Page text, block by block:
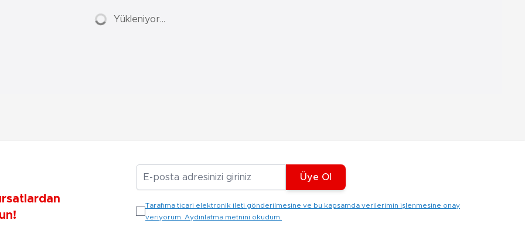
Yükleniyor...
Üye Ol
Tarafıma ticari elektronik ileti gönderilmesine ve bu kapsamda verilerimin işlenmesine onay
veriyorum. Aydınlatma metnini okudum.